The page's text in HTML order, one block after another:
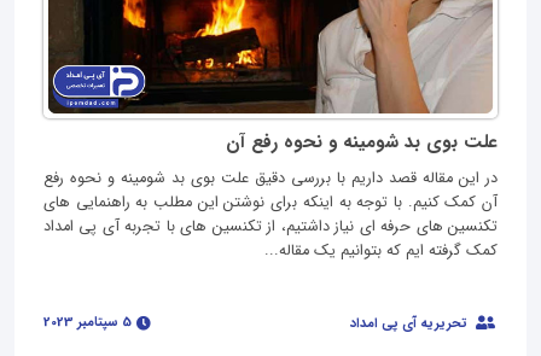
علت بوی بد شومینه و نحوه رفع آن
در این مقاله قصد داریم با بررسی دقیق علت بوی بد شومینه و نحوه رفع
آن کمک کنیم. با توجه به اینکه برای نوشتن این مطلب به راهنمایی های
تکنسین های حرفه ای نیاز داشتیم، از تکنسین های با تجربه آی پی امداد
کمک گرفته ایم که بتوانیم یک مقاله...
تحریریه آی پی امداد